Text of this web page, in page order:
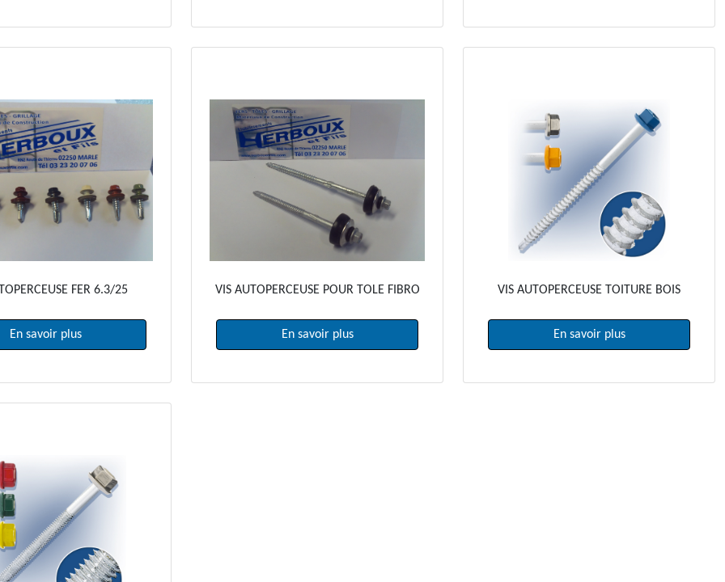
FER 6.3/25
En savoir plus
VIS AUTOPERCEUSE POUR TOLE FIBRO
En savoir plus
VIS AUTOPERCEUSE TOITURE BOIS
En savoir plus